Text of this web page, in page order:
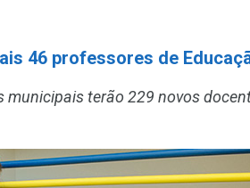
46 professores de
terão 229 novos